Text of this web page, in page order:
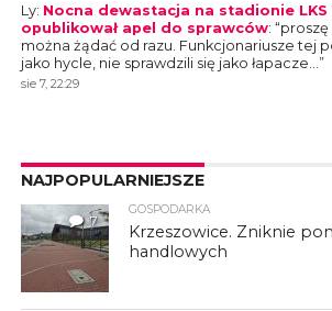
Ly: Nocna dewastacja na stadionie LKS
opublikował apel do sprawców: “proszę
można żądać od razu. Funkcjonariusze tej
jako hycle, nie sprawdzili się jako łapacze… ”
sie 7, 22:29
NAJPOPULARNIEJSZE
7
GOSPODARKA
Krzeszowice. Zniknie
handlowych